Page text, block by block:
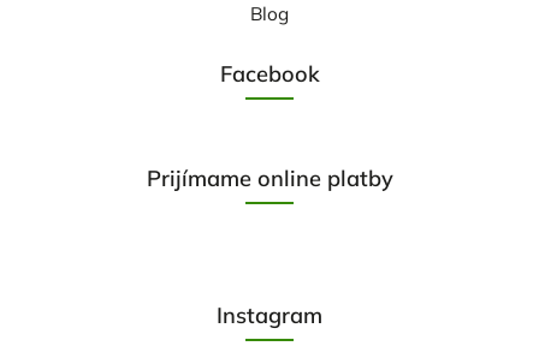
Blog
Facebook
Prijímame online platby
Instagram